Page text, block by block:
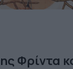
Φρίντα